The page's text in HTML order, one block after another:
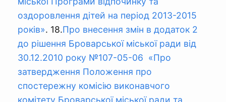
оздоровлення дітей на період 2013-2015
років». 18.Про внесення змін в додаток 2
до рішення Броварської міської ради від
30.12.2010 року №107-05-06 «Про
затвердження Положення про
спостережну комісію виконавчого
комітету Броварської міської ради та